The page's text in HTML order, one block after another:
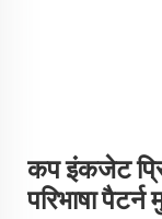
कप इंकजेट
परिभाषा